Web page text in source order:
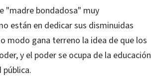
"madre bondadosa" muy
están en dedicar sus disminuidas
modo gana terreno la idea de que los
y el poder se ocupa de la educación